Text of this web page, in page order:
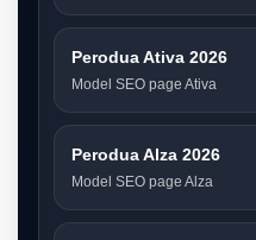
Perodua Ativa 2026
Model SEO page Ativa
Perodua Alza 2026
Model SEO page Alza